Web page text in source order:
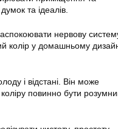
та ідеалів.
нервову
колір у домашньому
і відстані. Він може
повинно бути